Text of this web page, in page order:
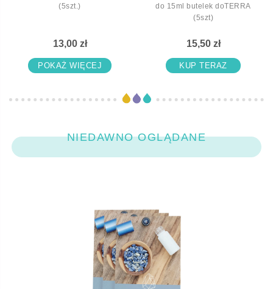
(5szt.)
13,00 zł
POKAŻ WIĘCEJ
do 15ml butelek doTERRA
(5szt)
15,50 zł
KUP TERAZ
NIEDAWNO OGLĄDANE